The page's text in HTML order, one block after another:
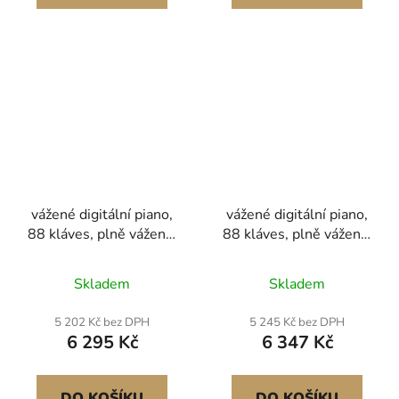
vážené digitální piano,
88 kláves, plně vážené,
klaviaturou a
reproduktory, se sustain
pedálem, funkcí
nahrávání, 238 tónů,
bezdrátové připojení,
pro začátečníky, bez
stojanu.
Skladem
5 202 Kč bez DPH
6 295 Kč
vážené digitální piano,
88 kláves, plně vážené,
klaviatura a
reproduktory s X
stojanem, sustain pedál,
funkce nahrávání, 280
tónů, bezdrátové
připojení, pro
začátečníky, černé
Skladem
5 245 Kč bez DPH
6 347 Kč